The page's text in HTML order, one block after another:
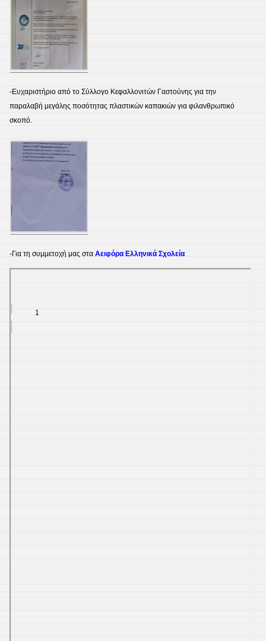
-Ευχαριστήριο από το Σύλλογο Κεφαλλονιτών Γαστούνης για την
παραλαβή μεγάλης ποσότητας πλαστικών καπακιών για φιλανθρωπικό
σκοπό.
-Για τη συμμετοχή μας στα Αειφόρα Ελληνικά Σχολεία